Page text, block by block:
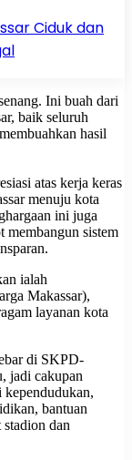
Ciduk dan
Ini buah dari
baik seluruh
hasil
atas kerja keras
menuju kota
ini juga
membangun sistem
ialah
Makassar),
layanan kota
di SKPD-
jadi cakupan
kependudukan,
bantuan
dan